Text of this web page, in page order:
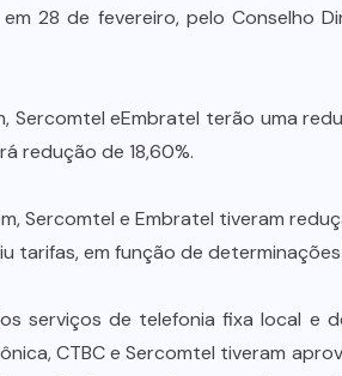
28 de fevereiro, pelo Conselho
Sercomtel eEmbratel terão uma
redução de 18,60%.
Sercomtel e Embratel tiveram
tarifas, em função de determinações
serviços de telefonia fixa local e
CTBC e Sercomtel tiveram